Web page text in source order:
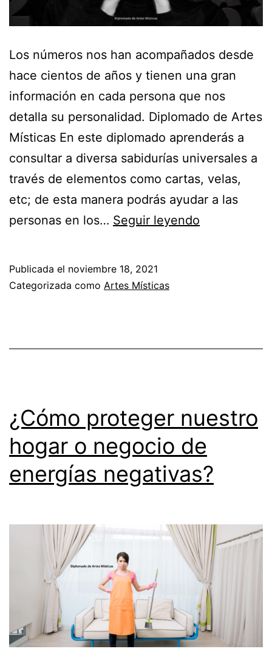
Los números nos han acompañados desde
hace cientos de años y tienen una gran
información en cada persona que nos
detalla su personalidad. Diplomado de Artes
Místicas En este diplomado aprenderás a
consultar a diversa sabidurías universales a
través de elementos como cartas, velas,
etc; de esta manera podrás ayudar a las
personas en los… Seguir leyendo
Publicada el noviembre 18, 2021
Categorizada como Artes Místicas
¿Cómo proteger nuestro
hogar o negocio de
energías negativas?